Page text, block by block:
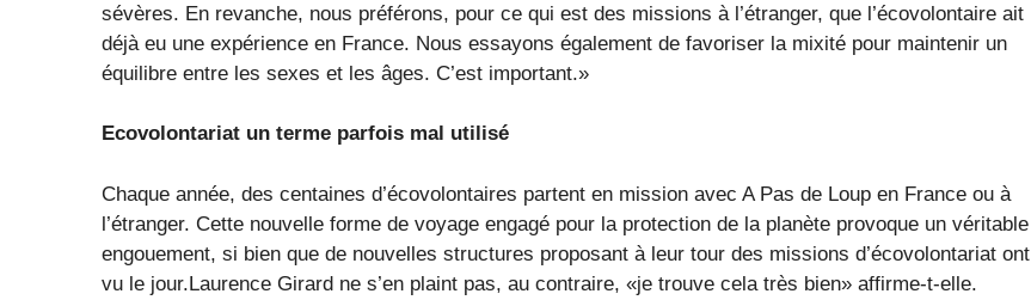
sévères. En revanche, nous préférons, pour ce qui est des missions à l’étranger, que l’écovolontaire ait
déjà eu une expérience en France. Nous essayons également de favoriser la mixité pour maintenir un
équilibre entre les sexes et les âges. C’est important.»
Ecovolontariat un terme parfois mal utilisé
Chaque année, des centaines d’écovolontaires partent en mission avec A Pas de Loup en France ou à
l’étranger. Cette nouvelle forme de voyage engagé pour la protection de la planète provoque un véritable
engouement, si bien que de nouvelles structures proposant à leur tour des missions d’écovolontariat ont
vu le jour.Laurence Girard ne s’en plaint pas, au contraire, «je trouve cela très bien» affirme-t-elle.